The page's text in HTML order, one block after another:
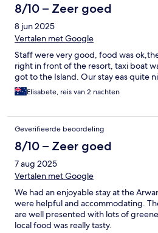
8/10 – Zeer goed
8 jun 2025
Vertalen met Google
Staff were very good, food was
right in front of the resort, taxi boat
got to the Island. Our stay eas quite
Elisabete, reis van 2 nachten
Geverifieerde beoordeling
8/10 – Zeer goed
7 aug 2025
Vertalen met Google
We had an enjoyable stay at the
were helpful and accommodating.
are well presented with lots of
local food was really tasty.